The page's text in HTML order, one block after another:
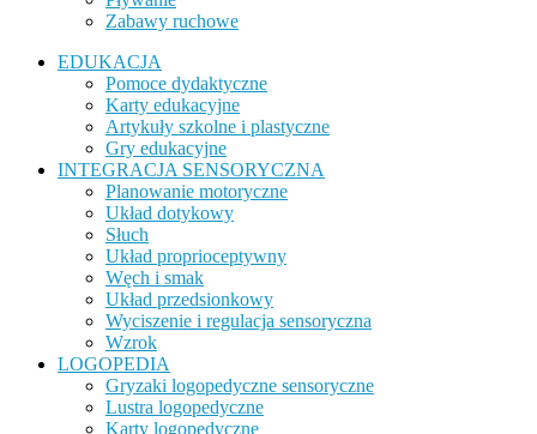
Zabawy ruchowe
EDUKACJA
Pomoce dydaktyczne
Karty edukacyjne
Artykuły szkolne i plastyczne
Gry edukacyjne
INTEGRACJA SENSORYCZNA
Planowanie motoryczne
Układ dotykowy
Słuch
Układ proprioceptywny
Węch i smak
Układ przedsionkowy
Wyciszenie i regulacja sensoryczna
Wzrok
LOGOPEDIA
Gryzaki logopedyczne sensoryczne
Lustra logopedyczne
Karty logopedyczne